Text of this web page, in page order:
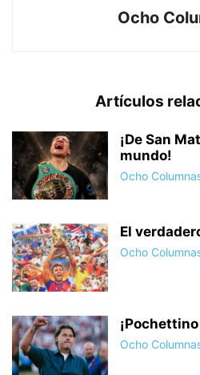
Ocho
Artículos
¡De San
mundo!
Ocho
El
Ocho
Ocho